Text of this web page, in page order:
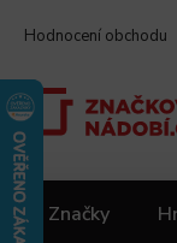
Hodnocení obchodu
Značky